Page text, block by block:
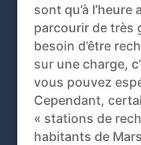
sont qu’à
parcourir de très
besoin d’être
sur une charge,
vous pouvez
Cependant,
« stations de
habitants de